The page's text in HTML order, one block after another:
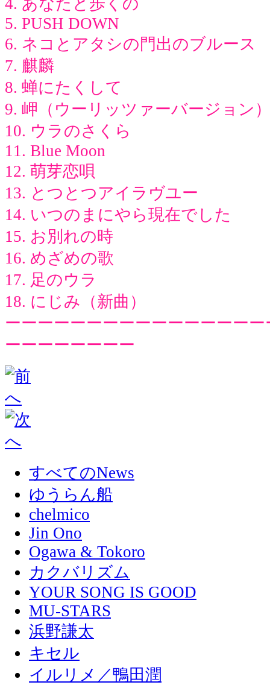
5. PUSH DOWN
6. ネコとアタシの門出のブルース
7. 麒麟
8. 蝉にたくして
9. 岬（ウーリッツァーバージョン
10. ウラのさくら
11. Blue Moon
12. 萌芽恋唄
13. とつとつアイラヴユー
14. いつのまにやら現在でした
15. お別れの時
16. めざめの歌
17. 足のウラ
18. にじみ（新曲）
ーーーーーーーーーーーーーーー
ーーーーーーーー
すべてのNews
ゆうらん船
chelmico
Jin Ono
Ogawa & Tokoro
カクバリズム
YOUR SONG IS GOOD
MU-STARS
浜野謙太
キセル
イルリメ／鴨田潤